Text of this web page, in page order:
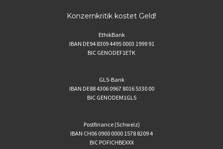
Konzernkritik kostet Geld!
EthikBank
IBAN DE94 8309 4495 0003 1999 91
BIC GENODEF1ETK
GLS-Bank
IBAN DE88 4306 0967 8016 5330 00
BIC GENODEM1GLS
Postfinance (Schweiz)
IBAN CH06 0900 0000 1578 8209 4
BIC POFICHBEXXX